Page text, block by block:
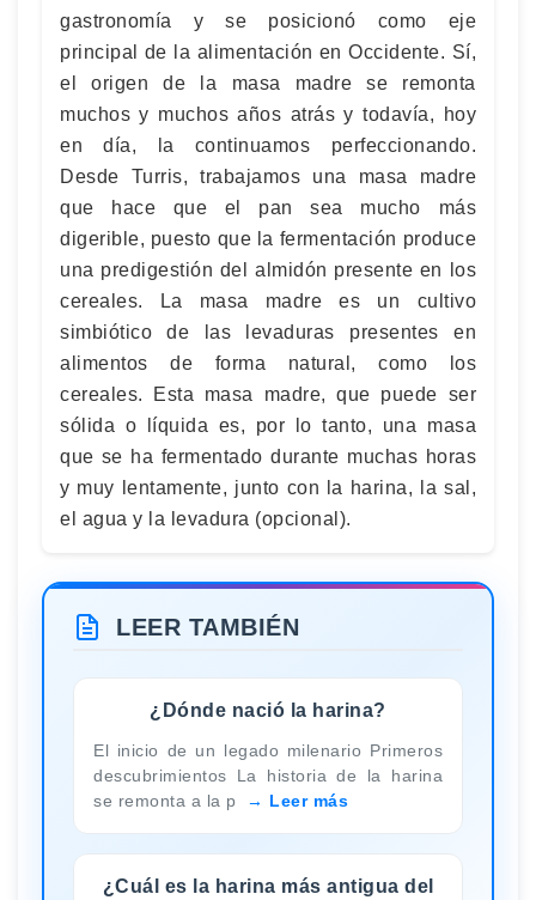
gastronomía y se posicionó como eje
principal de la alimentación en Occidente. Sí,
el origen de la masa madre se remonta
muchos y muchos años atrás y todavía, hoy
en día, la continuamos perfeccionando.
Desde Turris, trabajamos una masa madre
que hace que el pan sea mucho más
digerible, puesto que la fermentación produce
una predigestión del almidón presente en los
cereales. La masa madre es un cultivo
simbiótico de las levaduras presentes en
alimentos de forma natural, como los
cereales. Esta masa madre, que puede ser
sólida o líquida es, por lo tanto, una masa
que se ha fermentado durante muchas horas
y muy lentamente, junto con la harina, la sal,
el agua y la levadura (opcional).
LEER TAMBIÉN
¿Dónde nació la harina?
El inicio de un legado milenario Primeros
descubrimientos La historia de la harina
se remonta a la p
Leer más
¿Cuál es la harina más antigua del